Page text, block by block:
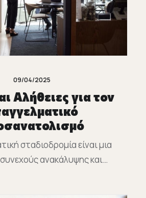
09/04/2025
Αλήθειες για τον
σταδιοδρομία είναι μια
συνεχούς ανακάλυψης και…